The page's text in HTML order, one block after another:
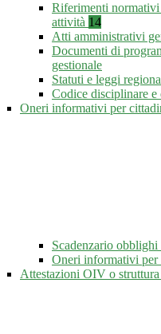
Riferimenti normativi
attività 14
Atti amministrativi
Documenti di
gestionale
Statuti e leggi
Codice disciplinare e
Oneri informativi per
Scadenzario
Oneri informativi per
Attestazioni OIV o struttura